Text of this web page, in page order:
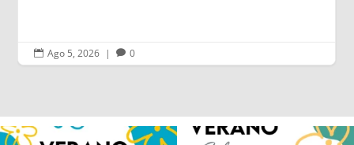
 Ago 5, 2026 |  0
Los alumnos de 6º de Primaria, 1º y 2º
La diversión y la alegría también se han